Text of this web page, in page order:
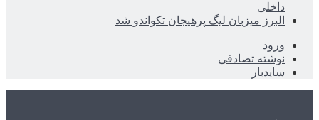
داخلی
البرز میزبان لیگ پرهیجان تکواندو شد
ورود
نوشته تصادفی
سایدبار